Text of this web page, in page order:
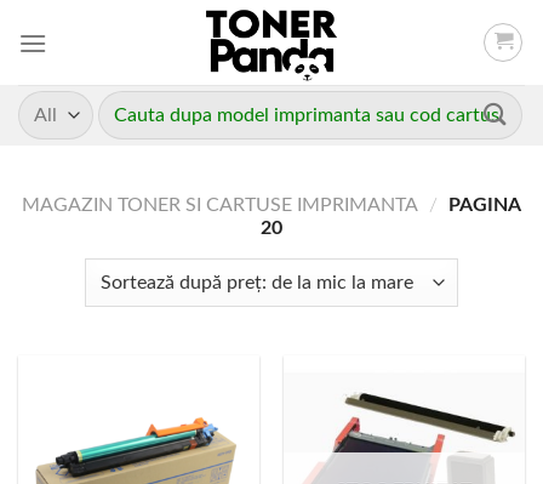
Caută
după:
MAGAZIN TONER SI CARTUSE IMPRIMANTA /
PAGINA
20